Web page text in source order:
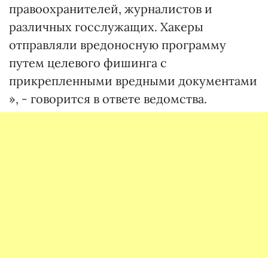
правоохранителей, журналистов и
различных госслужащих. Хакеры
отправляли вредоносную программу
путем целевого фишинга с
прикрепленными вредными документами
», - говорится в ответе ведомства.